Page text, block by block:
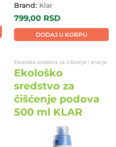
Brand: Klar
799,00 RSD
DODAJ U KORPU
Ekološka sredstva za čišćenje i pranje
Ekološko
sredstvo za
čišćenje podova
500 ml KLAR